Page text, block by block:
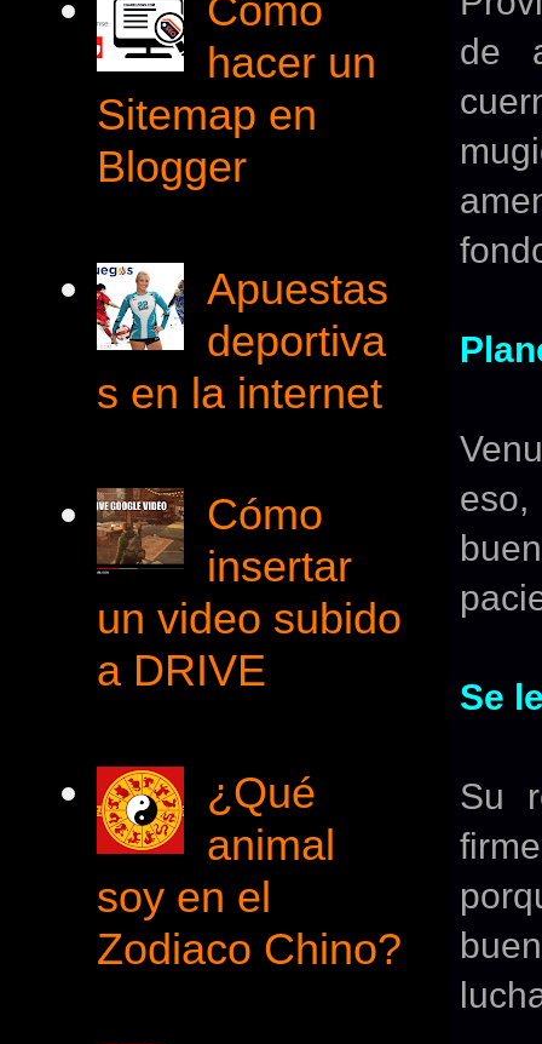
de
eso,
Se
Su
Cómo
hacer un
Sitemap en
Blogger
Apuestas
deportiva
s en la internet
Cómo
insertar
un video subido
a DRIVE
¿Qué
animal
soy en el
Zodiaco Chino?